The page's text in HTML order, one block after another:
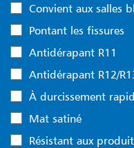
Convient aux salles
Pontant les fissures
Antidérapant R11
Antidérapant R12/
À durcissement
Mat satiné
Résistant aux